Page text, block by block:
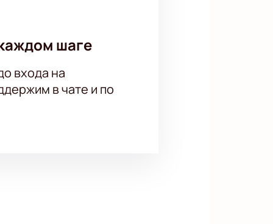
шаге
входа на
в чате и по